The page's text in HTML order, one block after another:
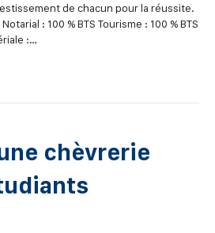
de chacun pour la réussite.
: 100 % BTS Tourisme : 100 % BTS
:…
chèvrerie